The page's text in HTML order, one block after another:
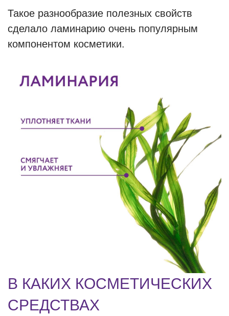
Такое разнообразие полезных свойств
сделало ламинарию очень популярным
компонентом косметики.
В КАКИХ КОСМЕТИЧЕСКИХ
СРЕДСТВАХ